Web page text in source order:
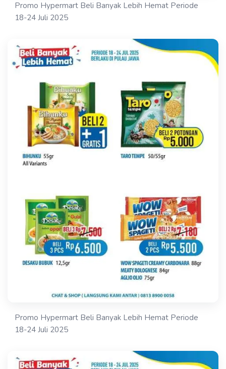
Promo Hypermart Beli Banyak Lebih Hemat Periode
18-24 Juli 2025
Promo Hypermart Beli Banyak Lebih Hemat Periode
18-24 Juli 2025